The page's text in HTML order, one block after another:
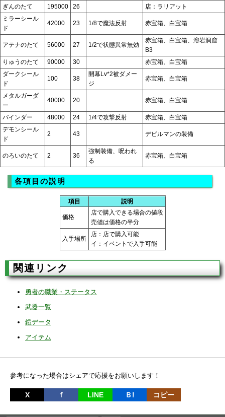
ぎんのたて 195000 26
店：ラリアット
ミラーシール
ド
42000 23 1/8で魔法反射 赤宝箱、白宝箱
アテナのたて 56000 27 1/2で状態異常無効
赤宝箱、白宝箱、溶岩洞窟
B3
りゅうのたて
90000 30
赤宝箱、白宝箱
ダークシール
ド
100 38
開幕Lv*2被ダメー
ジ
赤宝箱、白宝箱
メタルガーダ
ー
40000 20 赤宝箱、白宝箱
バインダー 48000 24 1/4で攻撃反射
赤宝箱、白宝箱
デモンシール
ド
2 43 デビルマンの装備
のろいのたて 2 36
強制装備、呪われ
る
赤宝箱、白宝箱
各項目の説明
項目 説明
価格
店で購入できる場合の値段
売値は価格の半分
入手場所
店：店で購入可能
イ：イベントで入手可能
関連リンク
勇者の職業・ステータス
武器一覧
鎧データ
アイテム
参考になった場合はシェアで応援をお願いします！
X ｆ LINE Ｂ! コピー